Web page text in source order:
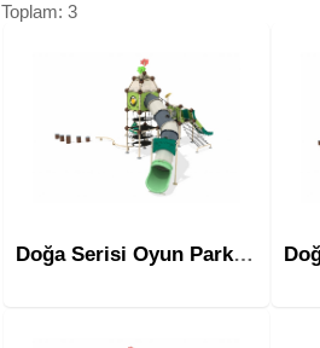
Toplam: 3
Doğa Serisi Oyun Parkı-Mns-1001